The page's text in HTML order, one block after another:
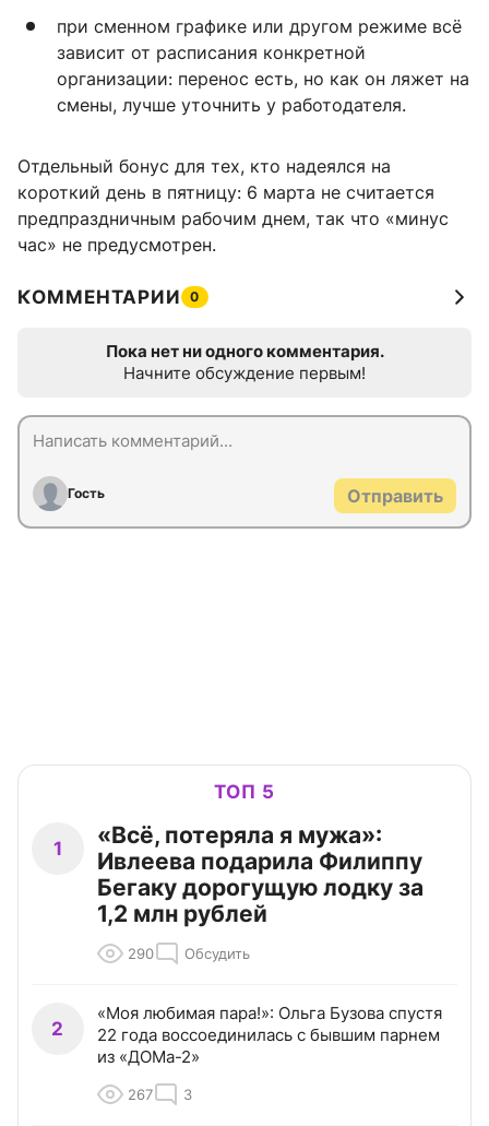
при сменном графике или другом режиме всё
зависит от расписания конкретной
организации: перенос есть, но как он ляжет на
смены, лучше уточнить у работодателя.
Отдельный бонус для тех, кто надеялся на
короткий день в пятницу: 6 марта не считается
предпраздничным рабочим днем, так что «минус
час» не предусмотрен.
КОММЕНТАРИИ 0
Пока нет ни одного комментария.
Начните обсуждение первым!
Гость Отправить
ТОП 5
1
«Всё, потеряла я мужа»:
Ивлеева подарила Филиппу
Бегаку дорогущую лодку за
1,2 млн рублей
290 Обсудить
2
«Моя любимая пара!»: Ольга Бузова спустя
22 года воссоединилась с бывшим парнем
из «ДОМа-2»
267 3